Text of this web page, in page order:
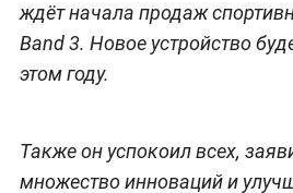
ждёт начала продаж
Band 3. Новое устройство
этом году.
Также он успокоил всех,
множество инноваций и